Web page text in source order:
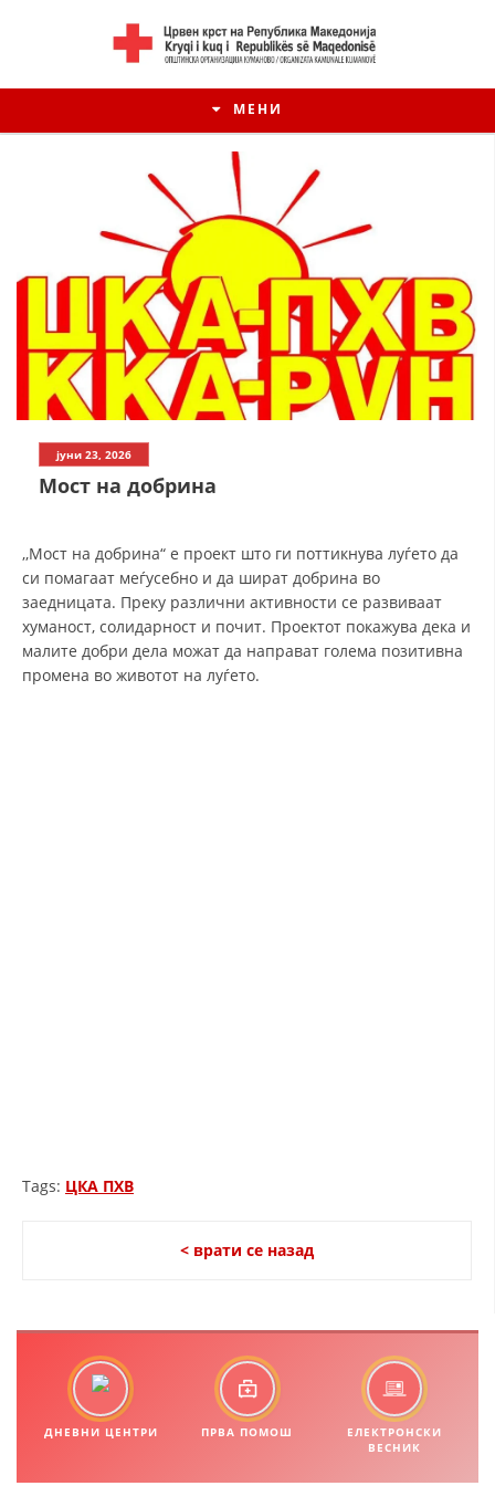
МЕНИ
ИСТОРИЈАТ НА ЦКРМ
СТРУКТУРА И ОРГАНИЗАЦИОНА ПОСТАВЕНОСТ – ОПШТИНСКА
КОНТАКТ ИНФОРМАЦИИ
ЗАКОН ЗА ЦКРМ
ПОДГОТВЕНОСТ И ДЕЈСТВО ПРИ КАТАСТРОФИ
ОДНОСИ СО ЈАВНОСТ
ИСТРАЖУВАЊЕ НА ЈАВНО МИСЛЕЊЕ
МЕЃУНАРОДНА СОРАБОТКА
јуни 23, 2026
Мост на добрина
,,Мост на добрина“ е проект што ги поттикнува луѓето да
си помагаат меѓусебно и да шират добрина во
заедницата. Преку различни активности се развиваат
хуманост, солидарност и почит. Проектот покажува дека и
малите добри дела можат да направат голема позитивна
промена во животот на луѓето.
Tags: ЦКА ПХВ
< врати се назад
ДНЕВНИ ЦЕНТРИ ПРВА ПОМОШ
ЕЛЕКТРОНСКИ
ВЕСНИК